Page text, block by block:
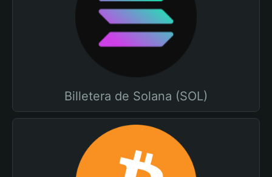
Billetera de Solana (SOL)